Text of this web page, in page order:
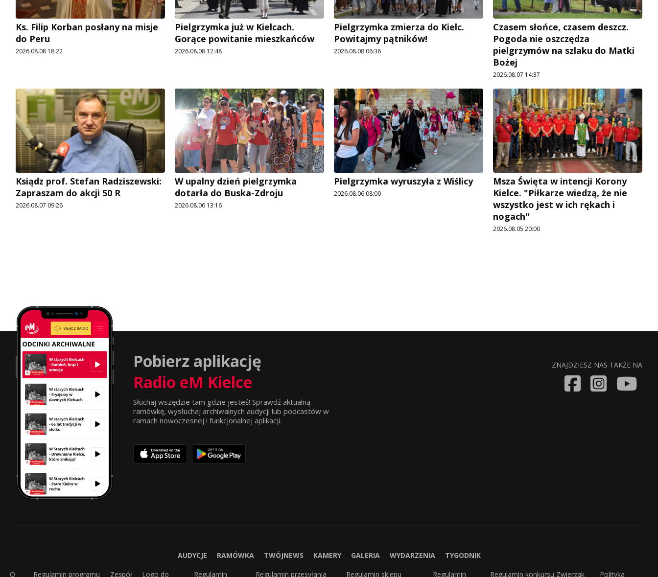
Ks. Filip Korban posłany na misje
do Peru
2026.08.08 18:22
Pielgrzymka już w Kielcach.
Gorące powitanie mieszkańców
2026.08.08 12:48
Pielgrzymka zmierza do Kielc.
Powitajmy pątników!
2026.08.08 06:36
Czasem słońce, czasem deszcz.
Pogoda nie oszczędza
pielgrzymów na szlaku do Matki
Bożej
2026.08.07 14:37
Ksiądz prof. Stefan Radziszewski:
Zapraszam do akcji 50 R
2026.08.07 09:26
W upalny dzień pielgrzymka
dotarła do Buska-Zdroju
2026.08.06 13:16
Pielgrzymka wyruszyła z Wiślicy
2026.08.06 08:00
Msza Święta w intencji Korony
Kielce. "Piłkarze wiedzą, że nie
wszystko jest w ich rękach i
nogach"
2026.08.05 20:00
Pobierz aplikację
Radio eM Kielce
Słuchaj wszędzie tam gdzie jesteś! Sprawdź aktualną
ramówkę, wysłuchaj archiwalnych audycji lub podcastów w
ramach nowoczesnej i funkcjonalnej aplikacji.
ZNAJDZIESZ NAS TAKŻE NA
AUDYCJE RAMÓWKA TWÓJNEWS KAMERY GALERIA WYDARZENIA TYGODNIK
O Regulamin programu Zespół Logo do Regulamin Regulamin przesyłania Regulamin sklepu Regulamin Regulamin konkursu Zwierzak Polityka